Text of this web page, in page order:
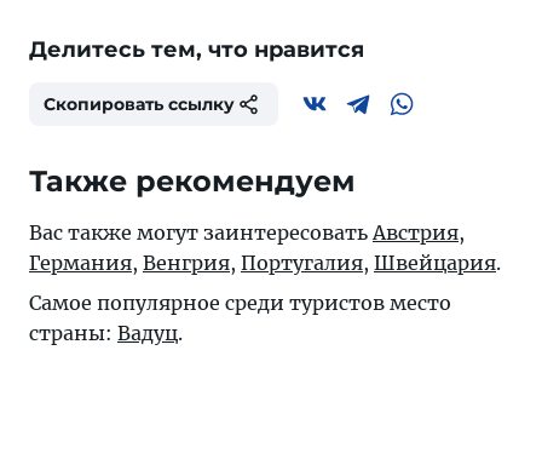
Делитесь тем, что нравится
Скопировать ссылку
Также рекомендуем
Вас также могут заинтересоватьАвстрия,
Германия, Венгрия, Португалия, Швейцария.
Самое популярное среди туристов место
страны: Вадуц.